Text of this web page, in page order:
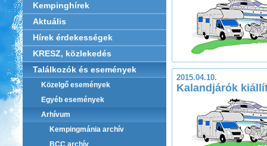
Kempinghírek
Aktuális
Hírek érdekességek
KRESZ, közlekedés
Találkozók és események
Közelgő események
Egyéb események
Arhívum
Kempingmánia archív
BCC archív
2015.04.10.
Kalandjárók